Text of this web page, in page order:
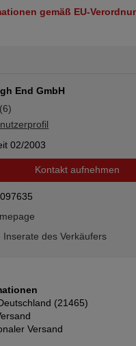
gemäß EU-
End GmbH
(6)
02/2003
Kontakt aufnehmen
Inserate des Verkäufers
(21465)
Versand